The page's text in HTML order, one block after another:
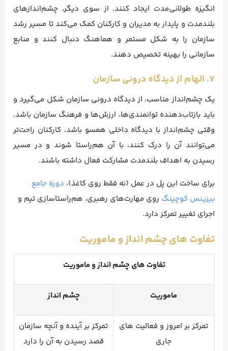
انگیزه طولانی‌مدت ایجاد کنند. از سوی دیگر، چشم‌اندازهای
بلندمدت و پایدار به مدیران و کارکنان کمک می‌کند تا مسیر رشد
سازمان را به شکل مستمر و هماهنگ دنبال کنند و منابع
سازمانی را بهینه تخصیص دهند.
۷. الهام از دیدگاه درونی سازمان
یک چشم‌انداز مناسب، از دیدگاه درونی سازمان شکل می‌گیرد و
باید بازتاب‌دهنده توانمندی‌ها، ارزش‌ها و فرهنگ سازمان باشد.
وقتی چشم‌انداز با دیدگاه داخلی همسو باشد، کارکنان راحت‌تر
می‌توانند آن را درک کنند، با آن هم‌راستا شوند و در مسیر
رسیدن به اهداف بلندمدت مشارکت فعال داشته باشند.
برای ساخت این پل در عمل (نه فقط روی کاغذ)، دوره جامع
بیزینس کوچینگ روی مهارت‌های رهبری، هم‌راستاسازی تیم و
اجرای تغییر تمرکز دارد.
تفاوت های چشم انداز و ماموریت
تفاوت های چشم انداز و ماموریت
ماموریت چشم انداز
تمرکز بر امروز و فعالیت های
جاری
تمرکز بر آینده و آنچه سازمان
قصد رسیدن به آن را دارد